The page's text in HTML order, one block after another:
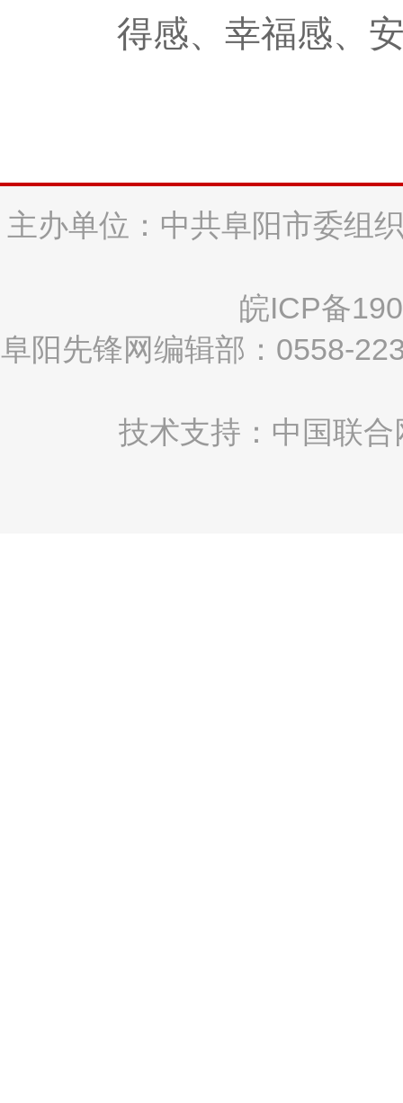
得感、幸福感、
主办单位：中共阜阳市委组
皖ICP备
阜阳先锋网编辑部：0558-
技术支持：中国联